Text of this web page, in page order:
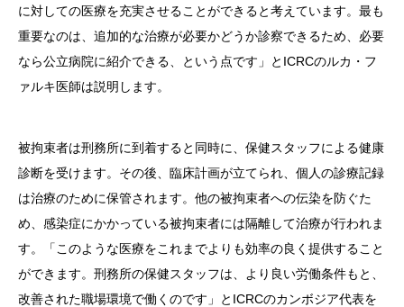
に対しての医療を充実させることができると考えています。最も
重要なのは、追加的な治療が必要かどうか診察できるため、必要
なら公立病院に紹介できる、という点です」とICRCのルカ・フ
ァルキ医師は説明します。
被拘束者は刑務所に到着すると同時に、保健スタッフによる健康
診断を受けます。その後、臨床計画が立てられ、個人の診療記録
は治療のために保管されます。他の被拘束者への伝染を防ぐた
め、感染症にかかっている被拘束者には隔離して治療が行われま
す。「このような医療をこれまでよりも効率の良く提供すること
ができます。刑務所の保健スタッフは、より良い労働条件もと、
改善された職場環境で働くのです」とICRCのカンボジア代表を